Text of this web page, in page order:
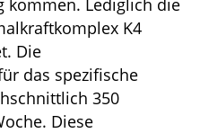
kommen. Lediglich die
K4
Die
das spezifische
350
Diese